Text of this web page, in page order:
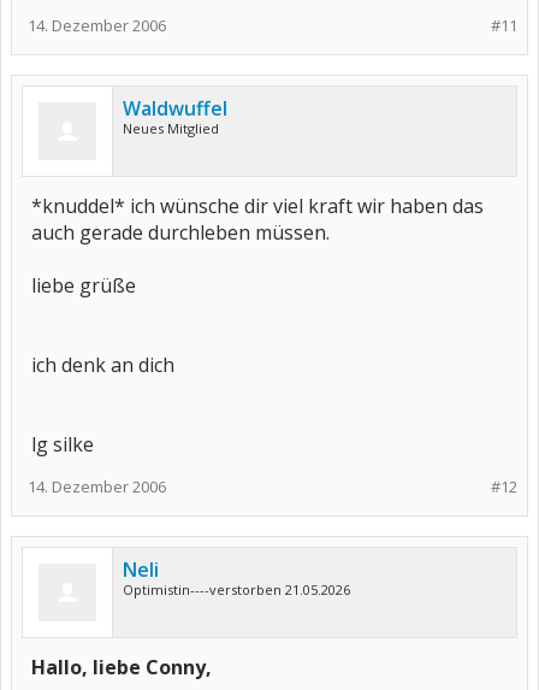
#11
14. Dezember 2006
Waldwuffel
Neues Mitglied
*knuddel* ich wünsche dir viel kraft wir haben das
auch gerade durchleben müssen.
liebe grüße
ich denk an dich
lg silke
#12
14. Dezember 2006
Neli
Optimistin----verstorben 21.05.2026
Hallo, liebe Conny,